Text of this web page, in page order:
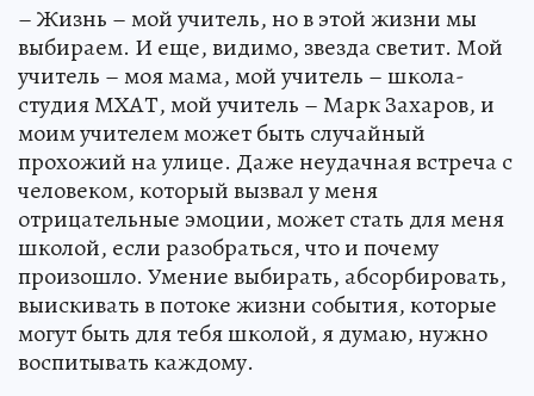
– Жизнь – мой учитель, но в этой жизни мы
выбираем. И еще, видимо, звезда светит. Мой
учитель – моя мама, мой учитель – школа-
студия МХАТ, мой учитель – Марк Захаров, и
моим учителем может быть случайный
прохожий на улице. Даже неудачная встреча с
человеком, который вызвал у меня
отрицательные эмоции, может стать для меня
школой, если разобраться, что и почему
произошло. Умение выбирать, абсорбировать,
выискивать в потоке жизни события, которые
могут быть для тебя школой, я думаю, нужно
воспитывать каждому.